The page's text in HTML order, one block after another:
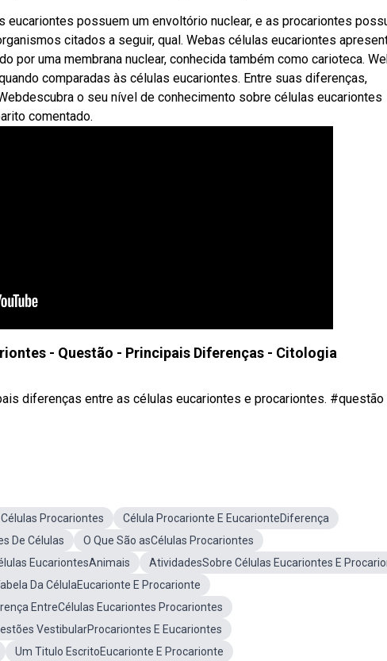
possuem um envoltório nuclear, e as procariontes
citados a seguir, qual. Webas células eucariontes
por uma membrana nuclear, conhecida também como carioteca.
comparadas às células eucariontes. Entre suas diferenças,
o seu nível de conhecimento sobre células eucariontes
comentado.
- Questão - Principais Diferenças - Citologia
diferenças entre as células eucariontes e procariontes. #questão
Procariontes
Célula Procarionte E EucarionteDiferença
De Células
O Que São asCélulas Procariontes
EucariontesAnimais
AtividadesSobre Células Eucariontes E
Da CélulaEucarionte E Procarionte
EntreCélulas Eucariontes Procariontes
VestibularProcariontes E Eucariontes
Um Titulo EscritoEucarionte E Procarionte